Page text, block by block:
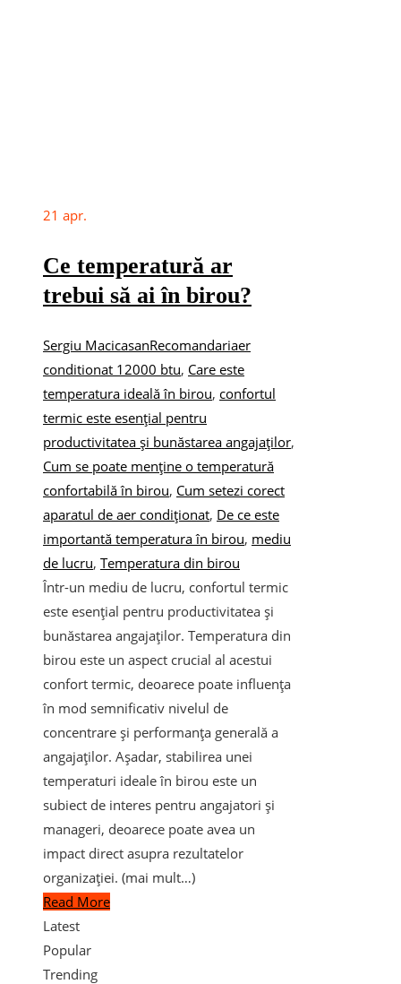
21 apr.
Ce temperatură ar
trebui să ai în birou?
Sergiu MacicasanRecomandariaer
conditionat 12000 btu, Care este
temperatura ideală în birou, confortul
termic este esențial pentru
productivitatea și bunăstarea angajaților,
Cum se poate menține o temperatură
confortabilă în birou, Cum setezi corect
aparatul de aer condiționat, De ce este
importantă temperatura în birou, mediu
de lucru, Temperatura din birou
Într-un mediu de lucru, confortul termic
este esențial pentru productivitatea și
bunăstarea angajaților. Temperatura din
birou este un aspect crucial al acestui
confort termic, deoarece poate influența
în mod semnificativ nivelul de
concentrare și performanța generală a
angajaților. Așadar, stabilirea unei
temperaturi ideale în birou este un
subiect de interes pentru angajatori și
manageri, deoarece poate avea un
impact direct asupra rezultatelor
organizației. (mai mult…)
Read More
Latest
Popular
Trending